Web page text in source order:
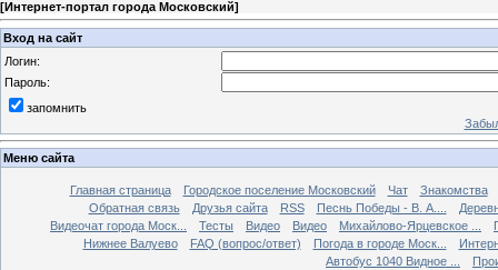
[Интернет-портал города Московский]
Вход на сайт
Логин:
Пароль:
запомнить
Меню сайта
Главная страница Городское поселение Московский Чат
Знакомства
Обратная связь
Друзья сайта RSS Песнь Победы - В. А....
Видеочат города Моск...
Тесты Видео Видео Михайлово-Ярцевское ...
Нижнее Валуево
FAQ (вопрос/ответ) Погода в городе Моск...
Автобус 1040 Видное ...